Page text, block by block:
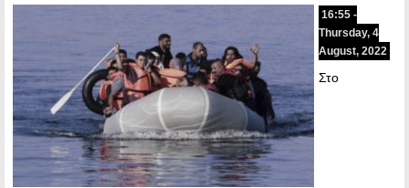
16:55 -
Thursday, 4
August, 2022
Στο